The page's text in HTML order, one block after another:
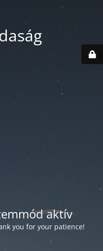
aktív
you for your patience!